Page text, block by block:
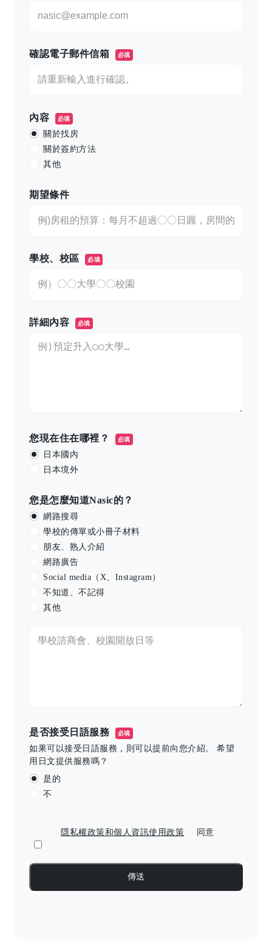
確認電子郵件信箱 必填
內容 必填
關於找房
關於簽約方法
其他
期望條件
學校、校區 必填
詳細內容 必填
您現在住在哪裡？ 必填
日本國內
日本境外
您是怎麼知道Nasic的？
網路搜尋
學校的傳單或小冊子材料
朋友、熟人介紹
網路廣告
Social media（X、Instagram）
不知道、不記得
其他
是否接受日語服務 必填
如果可以接受日語服務，則可以提前向您介紹。 希望
用日文提供服務嗎？
是的
不
隱私權政策和個人資訊使用政策 同意